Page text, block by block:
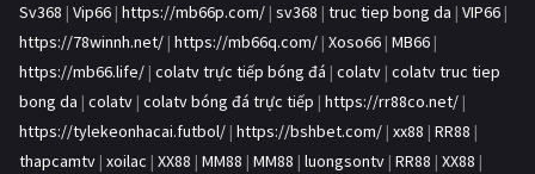
Sv368 | Vip66 | https://mb66p.com/ | sv368 | truc tiep bong da | VIP66 |
https://78winnh.net/ | https://mb66q.com/ | Xoso66 | MB66 |
https://mb66.life/ | colatv trực tiếp bóng đá | colatv | colatv truc tiep
bong da | colatv | colatv bóng đá trực tiếp | https://rr88co.net/ |
https://tylekeonhacai.futbol/ | https://bshbet.com/ | xx88 | RR88 |
thapcamtv | xoilac | XX88 | MM88 | MM88 | luongsontv | RR88 | XX88 |